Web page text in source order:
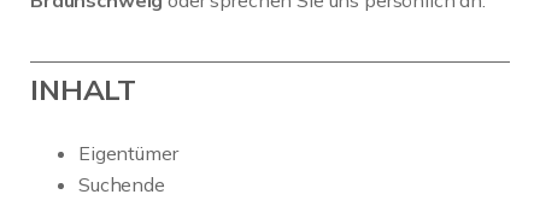
INHALT
Eigentümer
Suchende